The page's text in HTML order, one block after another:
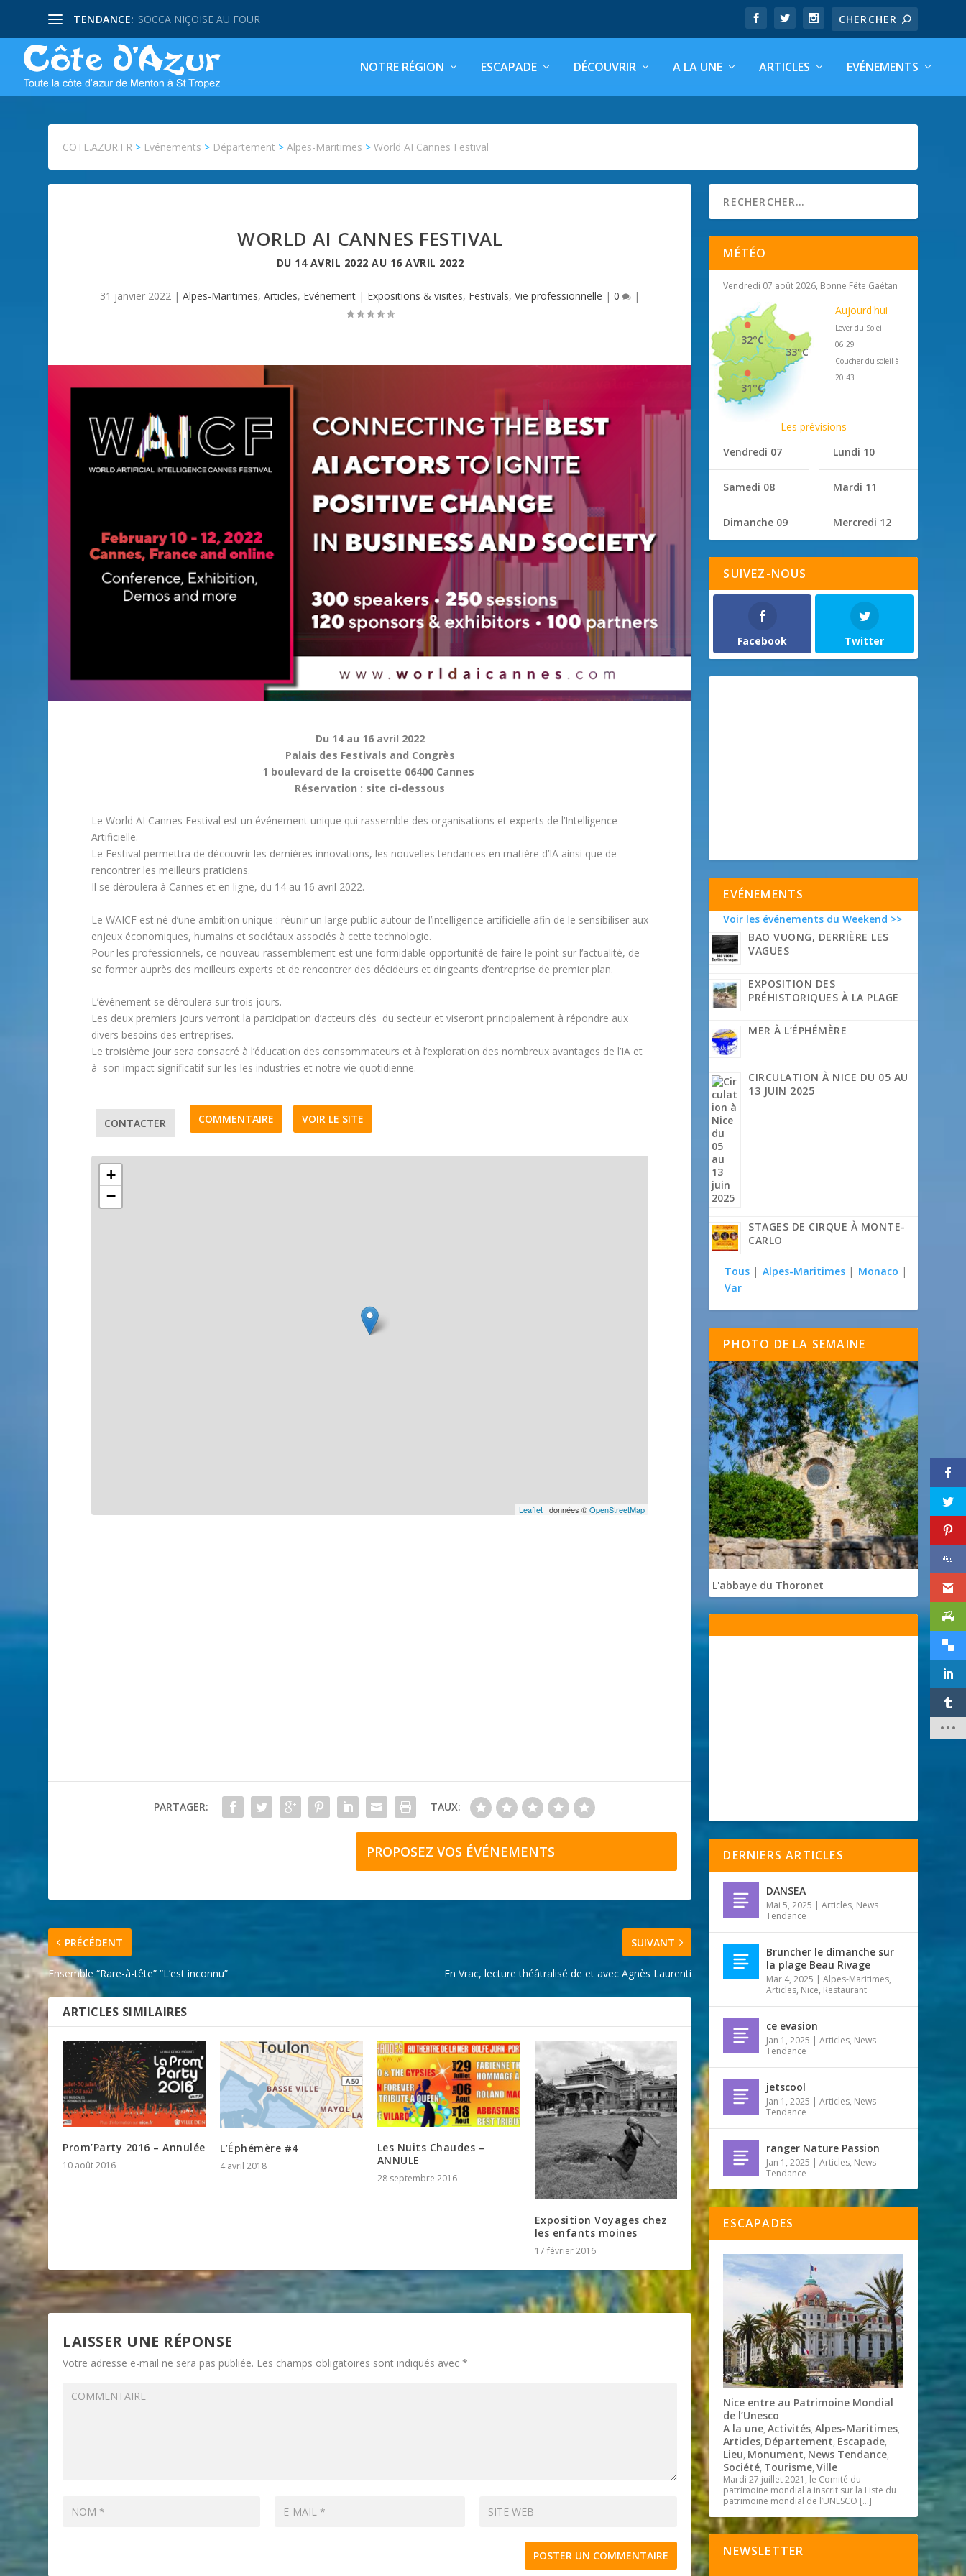
TENDANCE: SOCCA NIÇOISE AU FOUR
NOTRE RÉGION ESCAPADE DÉCOUVRIR A LA UNE ARTICLES EVÉNEMENTS
COTE.AZUR.FR > Evénements > Département >Alpes-Maritimes >World AI Cannes Festival
WORLD AI CANNES FESTIVAL
DU 14 AVRIL 2022 AU 16 AVRIL 2022
31 janvier 2022 |Alpes-Maritimes,Articles, Evénement | Expositions & visites, Festivals,Vie professionnelle |0 |
Du 14 au 16 avril 2022
Palais des Festivals and Congrès
1 boulevard de la croisette 06400 Cannes
Réservation : site ci-dessous
Le World AI Cannes Festival est un événement unique qui rassemble des organisations et experts de l’Intelligence
Artificielle.
Le Festival permettra de découvrir les dernières innovations, les nouvelles tendances en matière d’IA ainsi que de
rencontrer les meilleurs praticiens.
Il se déroulera à Cannes et en ligne, du 14 au 16 avril 2022.
Le WAICF est né d’une ambition unique : réunir un large public autour de l’intelligence artificielle afin de le sensibiliser aux
enjeux économiques, humains et sociétaux associés à cette technologie.
Pour les professionnels, ce nouveau rassemblement est une formidable opportunité de faire le point sur l’actualité, de
se former auprès des meilleurs experts et de rencontrer des décideurs et dirigeants d’entreprise de premier plan.
L’événement se déroulera sur trois jours.
Les deux premiers jours verront la participation d’acteurs clés du secteur et viseront principalement à répondre aux
divers besoins des entreprises.
Le troisième jour sera consacré à l’éducation des consommateurs et à l’exploration des nombreux avantages de l’IA et
à son impact significatif sur les les industries et notre vie quotidienne.
CONTACTER COMMENTAIRE VOIR LE SITE
+
−
Leaflet | données ©OpenStreetMap
PARTAGER: TAUX:
PROPOSEZ VOS ÉVÉNEMENTS
PRÉCÉDENT
Ensemble “Rare-à-tête” “L’est inconnu”
SUIVANT
En Vrac, lecture théâtralisé de et avec Agnès Laurenti
ARTICLES SIMILAIRES
Prom’Party 2016 – Annulée
10 août 2016
L’Éphémère #4
4 avril 2018
Les Nuits Chaudes –
ANNULE
28 septembre 2016
Exposition Voyages chez
les enfants moines
17 février 2016
LAISSER UNE RÉPONSE
Votre adresse e-mail ne sera pas publiée. Les champs obligatoires sont indiqués avec*
MÉTÉO
Vendredi 07 août 2026, Bonne Fête Gaétan
33°C
32°C
31°C
Aujourd'hui
Lever du Soleil
06:29
Coucher du soleil à
20:43
Les prévisions
Vendredi 07
Samedi 08
Dimanche 09
Lundi 10
Mardi 11
Mercredi 12
SUIVEZ-NOUS
Facebook Twitter
EVÉNEMENTS
Voir les événements du Weekend >>
BAO VUONG, DERRIÈRE LES
VAGUES
EXPOSITION DES
PRÉHISTORIQUES À LA PLAGE
MER À L’ÉPHÉMÈRE
CIRCULATION À NICE DU 05 AU
13 JUIN 2025
STAGES DE CIRQUE À MONTE-
CARLO
Tous | Alpes-Maritimes | Monaco |
Var
PHOTO DE LA SEMAINE
L'abbaye du Thoronet
DERNIERS ARTICLES
DANSEA
Mai 5, 2025 |Articles, News
Tendance
Bruncher le dimanche sur
la plage Beau Rivage
Mar 4, 2025 |Alpes-Maritimes,
Articles, Nice, Restaurant
ce evasion
Jan 1, 2025 |Articles, News
Tendance
jetscool
Jan 1, 2025 |Articles, News
Tendance
ranger Nature Passion
Jan 1, 2025 |Articles, News
Tendance
ESCAPADES
Nice entre au Patrimoine Mondial
de l’Unesco
A la une,Activités,Alpes-Maritimes,
Articles, Département, Escapade,
Lieu, Monument, News Tendance,
Société, Tourisme,Ville
Mardi 27 juillet 2021, le Comité du
patrimoine mondial a inscrit sur la Liste du
patrimoine mondial de l’UNESCO […]
NEWSLETTER